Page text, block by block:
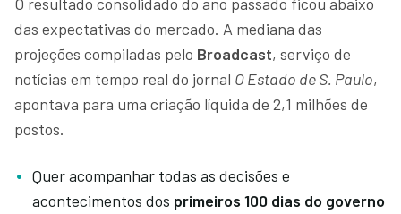
das expectativas do mercado. A mediana das
projeções compiladas pelo Broadcast, serviço de
notícias em tempo real do jornal O Estado de S. Paulo,
apontava para uma criação líquida de 2,1 milhões de
postos.
Quer acompanhar todas as decisões e
acontecimentos dos primeiros 100 dias do governo